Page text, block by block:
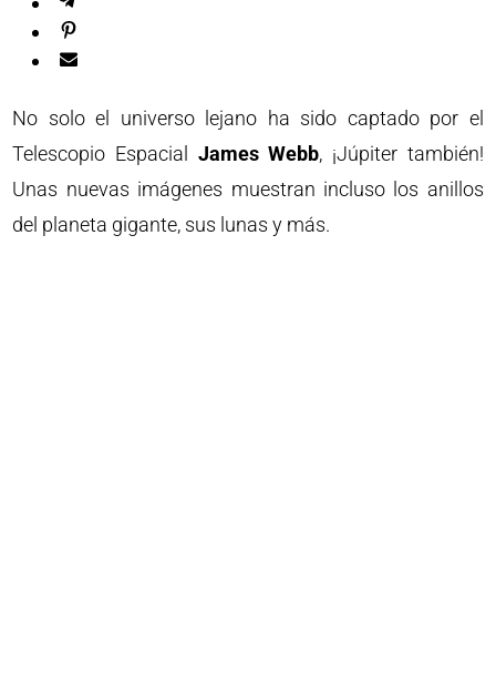
No solo el universo lejano ha sido captado por el
Telescopio Espacial James Webb, ¡Júpiter también!
Unas nuevas imágenes muestran incluso los anillos
del planeta gigante, sus lunas y más.